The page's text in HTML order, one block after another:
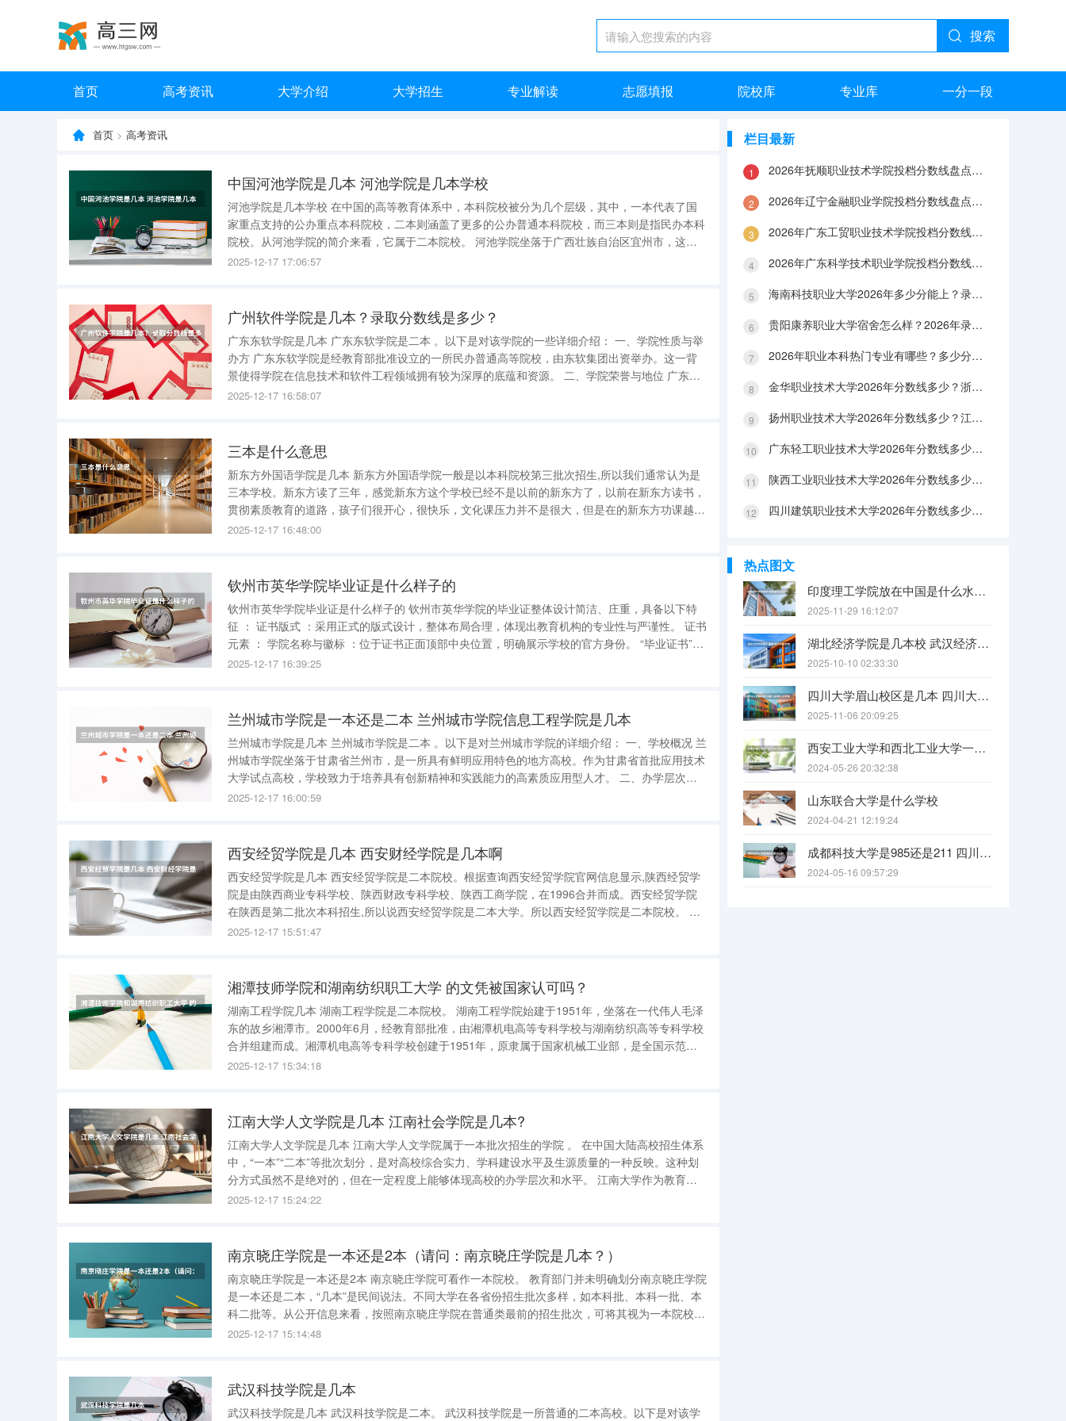
搜索
首页 高考资讯 大学介绍 大学招生 专业解读 志愿填报 院校库 专业库 一分一段
首页 > 高考资讯
中国河池学院是几本 河池学院是几本学校
河池学院是几本学校 在中国的高等教育体系中，本科院校被分为几个层级，其中，一本代表了国
家重点支持的公办重点本科院校，二本则涵盖了更多的公办普通本科院校，而三本则是指民办本科
院校。从河池学院的简介来看，它属于二本院校。 河池学院坐落于广西壮族自治区宜州市，这里
山清水秀，交通便捷，是一座历史文化名城，也是著名的旅游城市，还被誉为刘三姐的故乡。河池
2025-12-17 17:06:57
广州软件学院是几本？录取分数线是多少？
广东东软学院是几本 广东东软学院是二本 。以下是对该学院的一些详细介绍： 一、学院性质与举
办方 广东东软学院是经教育部批准设立的一所民办普通高等院校，由东软集团出资举办。这一背
景使得学院在信息技术和软件工程领域拥有较为深厚的底蕴和资源。 二、学院荣誉与地位 广东东
软学院是广东省首批省级示范性软件学院，这一荣誉体现了学院在软件教育领域的领先地位和卓越
2025-12-17 16:58:07
三本是什么意思
新东方外国语学院是几本 新东方外国语学院一般是以本科院校第三批次招生,所以我们通常认为是
三本学校。新东方读了三年，感觉新东方这个学校已经不是以前的新东方了，以前在新东方读书，
贯彻素质教育的道路，孩子们很开心，很快乐，文化课压力并不是很大，但是在的新东方功课越来
越重，孩子们睡觉时间越来越少，几乎和公立学校一个样子了，我的孙女已经转学去其他学校读书
2025-12-17 16:48:00
钦州市英华学院毕业证是什么样子的
钦州市英华学院毕业证是什么样子的 钦州市英华学院的毕业证整体设计简洁、庄重，具备以下特
征 ： 证书版式 ：采用正式的版式设计，整体布局合理，体现出教育机构的专业性与严谨性。 证书
元素 ： 学院名称与徽标 ：位于证书正面顶部中央位置，明确展示学校的官方身份。 “毕业证书”字
2025-12-17 16:39:25
兰州城市学院是一本还是二本 兰州城市学院信息工程学院是几本
兰州城市学院是几本 兰州城市学院是二本 。以下是对兰州城市学院的详细介绍： 一、学校概况 兰
州城市学院坐落于甘肃省兰州市，是一所具有鲜明应用特色的地方高校。作为甘肃省首批应用技术
大学试点高校，学校致力于培养具有创新精神和实践能力的高素质应用型人才。 二、办学层次与
类型 兰州城市学院属于本科二批招生院校，即通常所说的“二本”。学校拥有多个学科门类，涵盖了
2025-12-17 16:00:59
西安经贸学院是几本 西安财经学院是几本啊
西安经贸学院是几本 西安经贸学院是二本院校。根据查询西安经贸学院官网信息显示,陕西经贸学
院是由陕西商业专科学校、陕西财政专科学校、陕西工商学院，在1996合并而成。西安经贸学院
在陕西是第二批次本科招生,所以说西安经贸学院是二本大学。所以西安经贸学院是二本院校。 西
安财经大学是几本 一般认为西安财经学院属于二本大学，因为这所学校在大部分省市招生批次都
2025-12-17 15:51:47
湘潭技师学院和湖南纺织职工大学 的文凭被国家认可吗？
湖南工程学院几本 湖南工程学院是二本院校。 湖南工程学院始建于1951年，坐落在一代伟人毛泽
东的故乡湘潭市。2000年6月，经教育部批准，由湘潭机电高等专科学校与湖南纺织高等专科学校
合并组建而成。湘潭机电高等专科学校创建于1951年，原隶属于国家机械工业部，是全国示范性
高等工程专科重点建设学校；湖南纺织高等专科学校创建于1978年，原隶属于湖南省纺织工业
2025-12-17 15:34:18
江南大学人文学院是几本 江南社会学院是几本?
江南大学人文学院是几本 江南大学人文学院属于一本批次招生的学院 。 在中国大陆高校招生体系
中，“一本”“二本”等批次划分，是对高校综合实力、学科建设水平及生源质量的一种反映。这种划
分方式虽然不是绝对的，但在一定程度上能够体现高校的办学层次和水平。 江南大学作为教育部
直属的“211工程”重点建设高校，其整体办学实力、学科建设及师资力量等方面均具有较高的水
2025-12-17 15:24:22
南京晓庄学院是一本还是2本（请问：南京晓庄学院是几本？）
南京晓庄学院是一本还是2本 南京晓庄学院可看作一本院校。 教育部门并未明确划分南京晓庄学院
是一本还是二本，“几本”是民间说法。不同大学在各省份招生批次多样，如本科批、本科一批、本
科二批等。从公开信息来看，按照南京晓庄学院在普通类最前的招生批次，可将其视为一本院校。
该校坐落于江苏南京，是一所公办师范类普通本科院校，由江苏省和南京市共建、南京市属全日制
2025-12-17 15:14:48
武汉科技学院是几本
武汉科技学院是几本 武汉科技学院是二本。 武汉科技学院是一所普通的二本高校。以下是对该学
栏目最新
2026年抚顺职业技术学院投档分数线盘点：录取分数、生活与就业指南
2026年辽宁金融职业学院投档分数线盘点：录取分数、生活与就业指南
2026年广东工贸职业技术学院投档分数线盘点：录取分数、生活与就业指南
2026年广东科学技术职业学院投档分数线盘点：录取分数、生活与就业指南
海南科技职业大学2026年多少分能上？录取分数线与生活成本解答
贵阳康养职业大学宿舍怎么样？2026年录取分数、费用及入学手续
2026年职业本科热门专业有哪些？多少分能上？绿牌专业有哪些？
金华职业技术大学2026年分数线多少？浙江考生563分能上吗？机械专业好就业吗？
扬州职业技术大学2026年分数线多少？江苏考生528分能上吗？医养照护好就业吗？
广东轻工职业技术大学2026年分数线多少？广东考生542分能上吗？
陕西工业职业技术大学2026年分数线多少？陕西考生355分能上吗？机械专业好就业吗？
四川建筑职业技术大学2026年分数线多少？四川考生510分能上吗？建筑专业好就业吗？
热点图文
印度理工学院放在中国是什么水平？
2025-11-29 16:12:07
湖北经济学院是几本校 武汉经济学院是几本
2025-10-10 02:33:30
四川大学眉山校区是几本 四川大学锦江学院是几本？咋样？
2025-11-06 20:09:25
西安工业大学和西北工业大学一样吗
2024-05-26 20:32:38
山东联合大学是什么学校
2024-04-21 12:19:24
成都科技大学是985还是211 四川科技大学全国排名
2024-05-16 09:57:29